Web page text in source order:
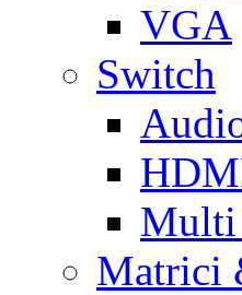
VGA
Switch
Multi
Matrici